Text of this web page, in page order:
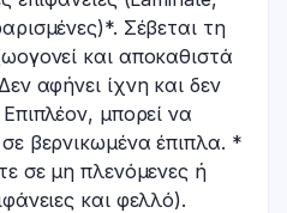
Σέβεται τη
και αποκαθιστά
αφήνει ίχνη και δεν
μπορεί να
βερνικωμένα έπιπλα. *
σε μη πλενόμενες ή
και φελλό).